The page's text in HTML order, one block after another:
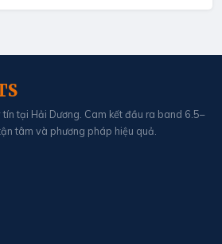
tín tại Hải Dương. Cam kết đầu ra band 6.5–
tâm và phương pháp hiệu quả.